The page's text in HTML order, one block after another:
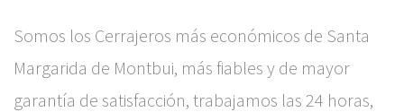
Somos los Cerrajeros más económicos de Santa
Margarida de Montbui, más fiables y de mayor
garantía de satisfacción, trabajamos las 24 horas,